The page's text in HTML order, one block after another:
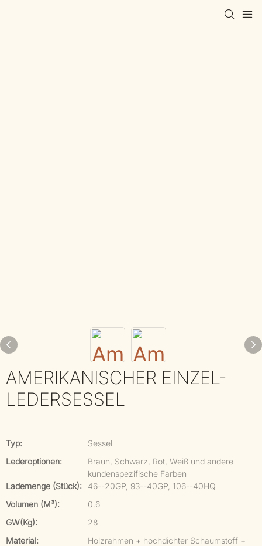
AMERIKANISCHER EINZEL-
LEDERSESSEL
Typ:
Sessel
Lederoptionen:
Braun, Schwarz, Rot, Weiß und andere
kundenspezifische Farben
Lademenge (Stück):
46--20GP, 93--40GP, 106--40HQ
Volumen (m³):
0.6
GW(kg):
28
Material:
Holzrahmen + hochdichter Schaumstoff +